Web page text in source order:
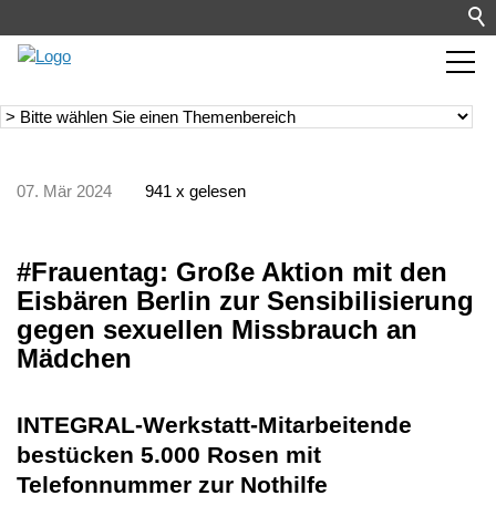
07. Mär 2024 941 x gelesen
#Frauentag: Große Aktion mit den
Eisbären Berlin zur Sensibilisierung
gegen sexuellen Missbrauch an
Mädchen
INTEGRAL-Werkstatt-Mitarbeitende
bestücken 5.000 Rosen mit
Telefonnummer zur Nothilfe